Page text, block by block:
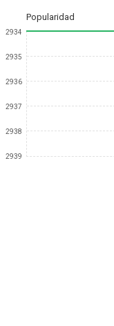
Popularidad
2934
2935
2936
2937
2938
2939